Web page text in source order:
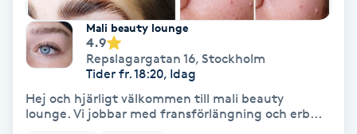
Fransk manikyr
Fransrengöring
Frekvensterapi
Mali beauty lounge
4.9
Repslagargatan 16, Stockholm
Tider fr. 18:20, Idag
Hej och hjärligt välkommen till mali beauty
lounge. Vi jobbar med fransförlängning och erb...